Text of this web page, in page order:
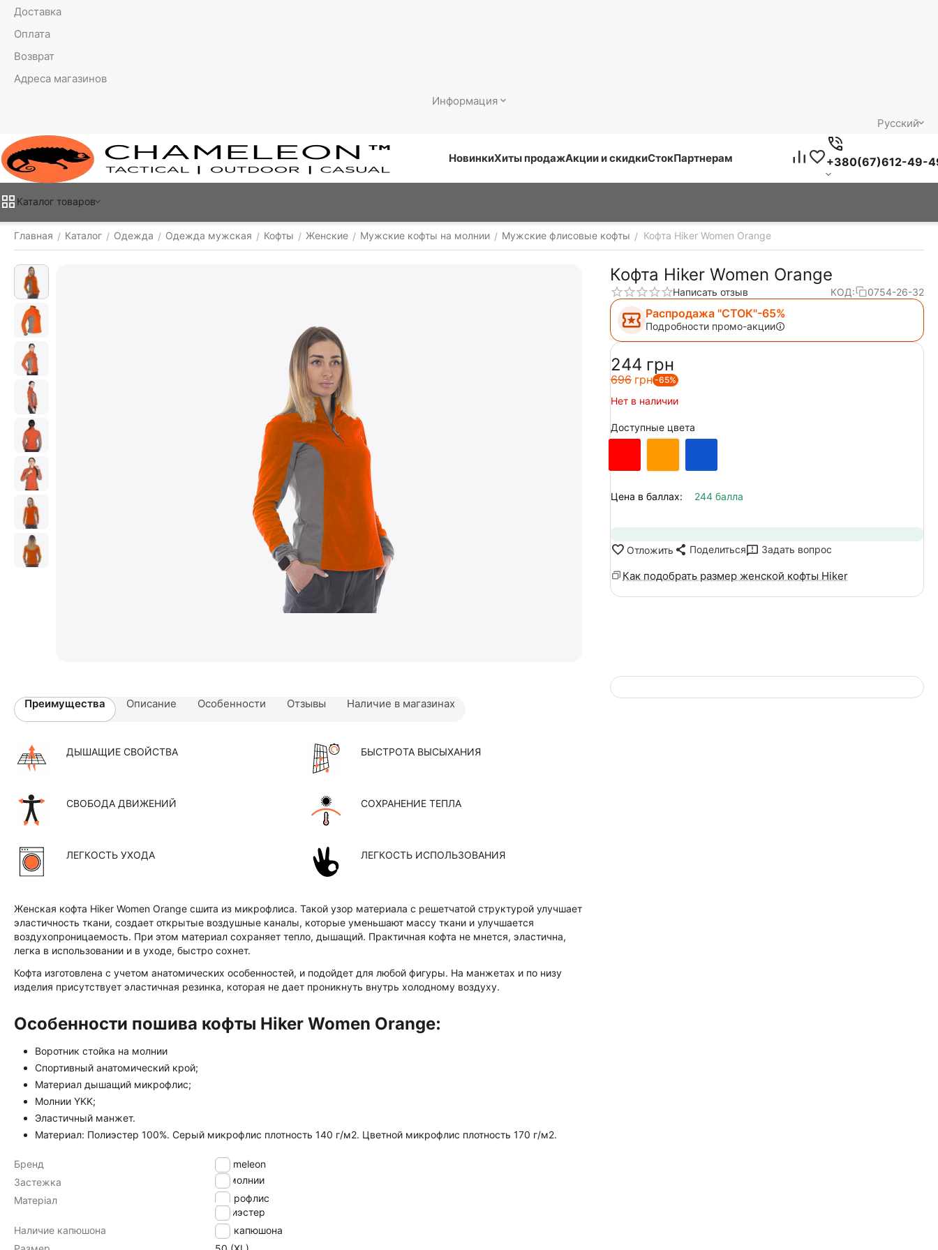
Доставка
Оплата
Возврат
Адреса магазинов
Информация
Русский
НовинкиХиты продажАкции и скидкиСтокПартнерам +380(67)612-49-
Каталог товаров
Главная / Каталог / Одежда / Одежда мужская / Кофты / Женские / Мужские кофты на молнии / Мужские флисовые кофты / Кофта Hiker Women Orange
Кофта Hiker Women Orange
Написать отзыв КОД: 0754-26-32
Распродажа "СТОК"-65%
Подробности промо-акции
‍244‍ грн
‍696‍ грн -65%
Нет в наличии
Доступные цвета
Цена в баллах: 244 балла
Отложить Поделиться Задать вопрос
Как подобрать размер женской кофты Hiker
Преимущества Описание Особенности Отзывы Наличие в магазинах
ДЫШАЩИЕ СВОЙСТВА БЫСТРОТА ВЫСЫХАНИЯ
СВОБОДА ДВИЖЕНИЙ СОХРАНЕНИЕ ТЕПЛА
ЛЕГКОСТЬ УХОДА ЛЕГКОСТЬ ИСПОЛЬЗОВАНИЯ
Женская кофта Hiker Women Orange сшита из микрофлиса. Такой узор материала с решетчатой структурой улучшает
эластичность ткани, создает открытые воздушные каналы, которые уменьшают массу ткани и улучшается
воздухопроницаемость. При этом материал сохраняет тепло, дышащий. Практичная кофта не мнется, эластична,
легка в использовании и в уходе, быстро сохнет.
Кофта изготовлена с учетом анатомических особенностей, и подойдет для любой фигуры. На манжетах и по низу
изделия присутствует эластичная резинка, которая не дает проникнуть внутрь холодному воздуху.
Особенности пошива кофты Hiker Women Orange:
Воротник стойка на молнии
Спортивный анатомический крой;
Материал дышащий микрофлис;
Молнии YKK;
Эластичный манжет.
Материал: Полиэстер 100%. Серый микрофлис плотность 140 г/м2. Цветной микрофлис плотность 170 г/м2.
Бренд
Chameleon
Застежка
на молнии
Матеріал
микрофлис
полиэстер
Наличие капюшона
без капюшона